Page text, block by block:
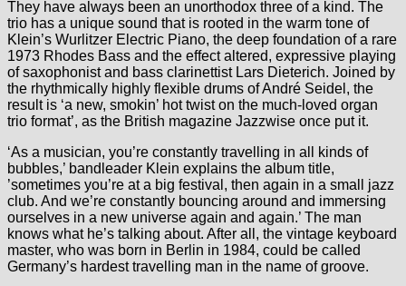
They have always been an unorthodox three of a kind. The
trio has a unique sound that is rooted in the warm tone of
Klein’s Wurlitzer Electric Piano, the deep foundation of a rare
1973 Rhodes Bass and the effect altered, expressive playing
of saxophonist and bass clarinettist Lars Dieterich. Joined by
the rhythmically highly flexible drums of André Seidel, the
result is ‘a new, smokin’ hot twist on the much-loved organ
trio format’, as the British magazine Jazzwise once put it.
‘As a musician, you’re constantly travelling in all kinds of
bubbles,’ bandleader Klein explains the album title,
’sometimes you’re at a big festival, then again in a small jazz
club. And we’re constantly bouncing around and immersing
ourselves in a new universe again and again.’ The man
knows what he’s talking about. After all, the vintage keyboard
master, who was born in Berlin in 1984, could be called
Germany’s hardest travelling man in the name of groove.